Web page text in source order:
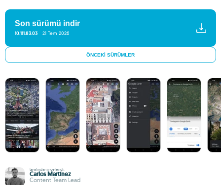
Son sürümü indir
10.111.83.03 21 Tem 2026
ÖNCEKI SÜRÜMLER
tarafından incelendi.
Carlos Martínez
Content Team Lead